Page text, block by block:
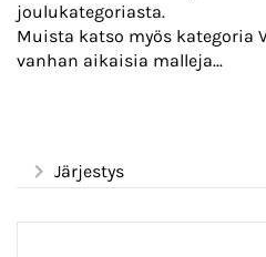
joulukategoriasta.
Muista katso myös kategoria
vanhan aikaisia malleja...
Järjestys